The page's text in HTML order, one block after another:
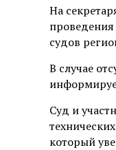
На
проведения
судов
В случае
Суд и
который